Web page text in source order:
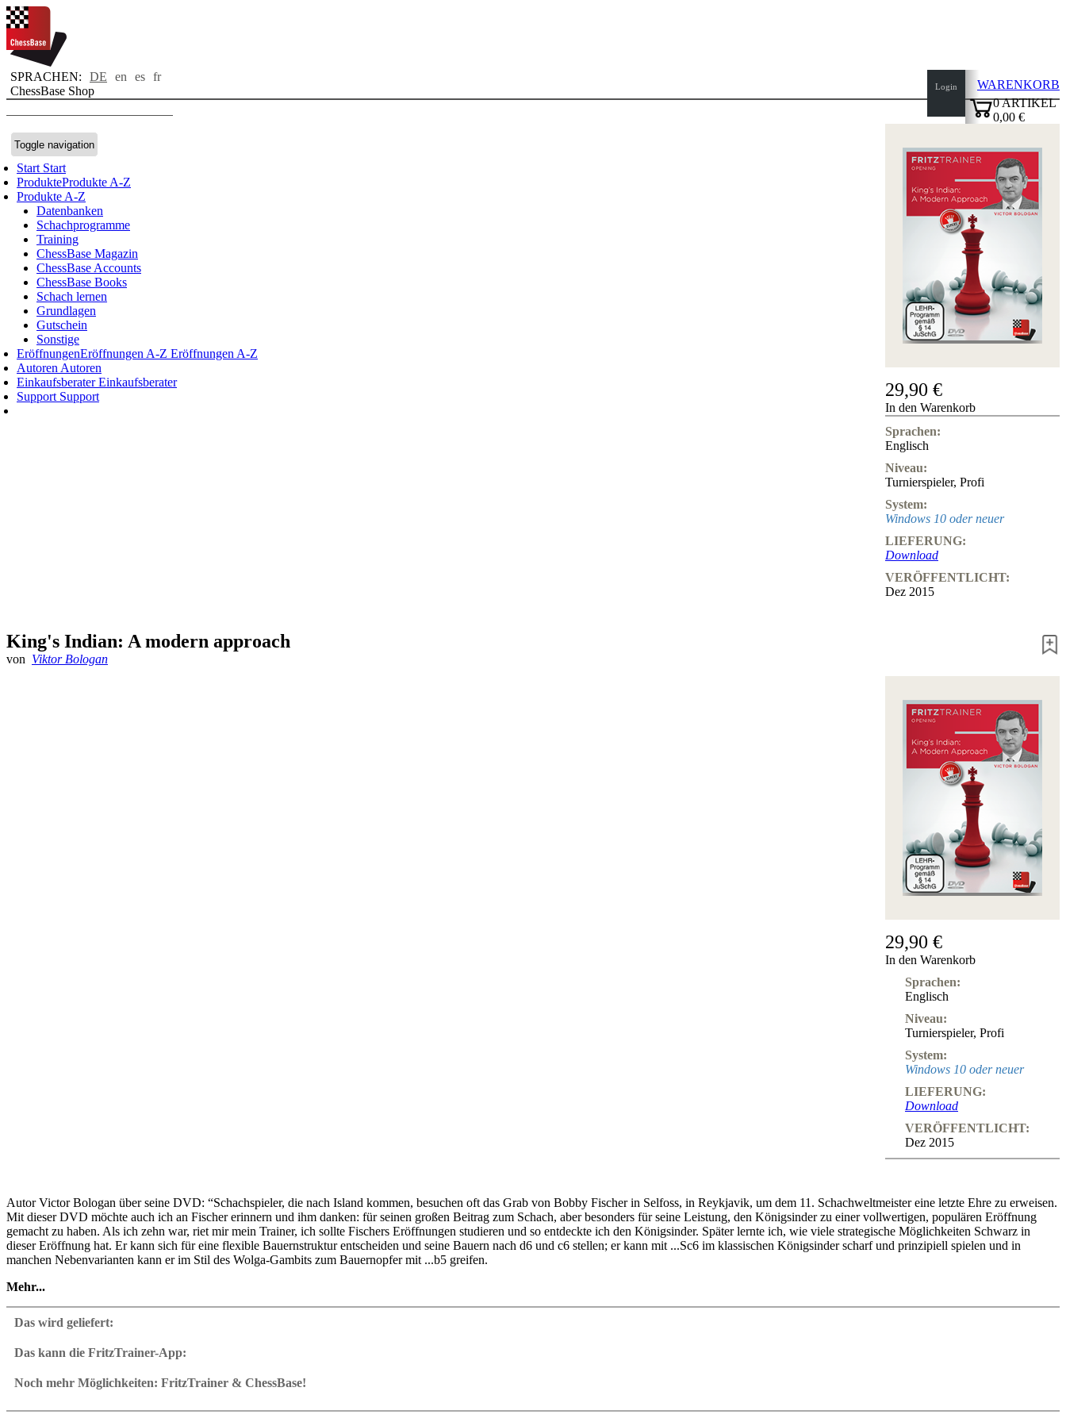
SPRACHEN: DE en es fr
ChessBase Shop
Toggle navigation
Start Start
ProdukteProdukte A-Z
Produkte A-Z
Datenbanken
Schachprogramme
Training
ChessBase Magazin
ChessBase Accounts
ChessBase Books
Schach lernen
Grundlagen
Gutschein
Sonstige
EröffnungenEröffnungen A-Z Eröffnungen A-Z
Autoren Autoren
EinkaufsberaterEinkaufsberater
Support Support
Login
WARENKORB
0ARTIKEL
0,00 €
29,90 €
In den Warenkorb
Sprachen:
Englisch
Niveau:
Turnierspieler, Profi
System:
Windows 10 oder neuer
LIEFERUNG:
Download
VERÖFFENTLICHT:
Dez 2015
King's Indian: A modern approach
von Viktor Bologan
29,90 €
In den Warenkorb
Sprachen:
Englisch
Niveau:
Turnierspieler, Profi
System:
Windows 10 oder neuer
LIEFERUNG:
Download
VERÖFFENTLICHT:
Dez 2015
Autor Victor Bologan über seine DVD: “Schachspieler, die nach Island kommen, besuchen oft das Grab von Bobby Fischer in Selfoss, in Reykjavik, um dem 11. Schachweltmeister eine letzte Ehre zu erweisen.
Mit dieser DVD möchte auch ich an Fischer erinnern und ihm danken: für seinen großen Beitrag zum Schach, aber besonders für seine Leistung, den Königsinder zu einer vollwertigen, populären Eröffnung
gemacht zu haben. Als ich zehn war, riet mir mein Trainer, ich sollte Fischers Eröffnungen studieren und so entdeckte ich den Königsinder. Später lernte ich, wie viele strategische Möglichkeiten Schwarz in
dieser Eröffnung hat. Er kann sich für eine flexible Bauernstruktur entscheiden und seine Bauern nach d6 und c6 stellen; er kann mit ...Sc6 im klassischen Königsinder scharf und prinzipiell spielen und in
manchen Nebenvarianten kann er im Stil des Wolga-Gambits zum Bauernopfer mit ...b5 greifen.
Datenbanken genutzt. Jeden Tag wuchs mein Königsindisch-Vokabular und wurde umfangreicher und besser. Zugleich wuchs mein Vertrauen in den Königsinder und mich selbst. Das wird Ihnen auch so gehen:
• Interaktiver Abschlusstest mit Video-Feedback
• Mit CB 12 Reader
Mehr...
Das wird geliefert:
Fritztrainer App für Windows
Videokurs mit ca. 4-8 Std. Laufzeit
Interaktive Aufgaben mit Videofeedback: die Autoren präsentieren Aufgaben und Schlüsselstellungen, der Anwender muß die Lösung eingeben. Mit Videofeedback (auch zu Fehlern) und weiteren
Das kann die FritzTrainer-App:
Videos laufen in Fritztrainer-App oder integriert im ChessBase-Programm mit Brettgrafik, Notation und großer Funktionsleiste
Videostopp für manuelle Navigation und Analyse in Partienotation
Noch mehr Möglichkeiten: FritzTrainer & ChessBase!
Seitenanfang
Neuheiten
Autoren
Eröffnungen
Impressum
Datenschutz
FAQ
Lizenzen
Barrierefreiheit
Cookies
Management
Hotline
Chessbase
Accounts
Mitgliedschaft
Dukaten
Schachprogramme
Fritz
ChessBase
Programmpakete
Programm-
Upgrade
CB-
Pakete
Master
Weltmeisterschach
Fritz&Fertig
Monographie
60
Minuten
FritzTrainer
Anfängerprodukte
ChessBase
Magazin
Magazin
Abonnement
Sonstiges
Ludwig
Boutique
Schachfilme
Gutschein
bestellen